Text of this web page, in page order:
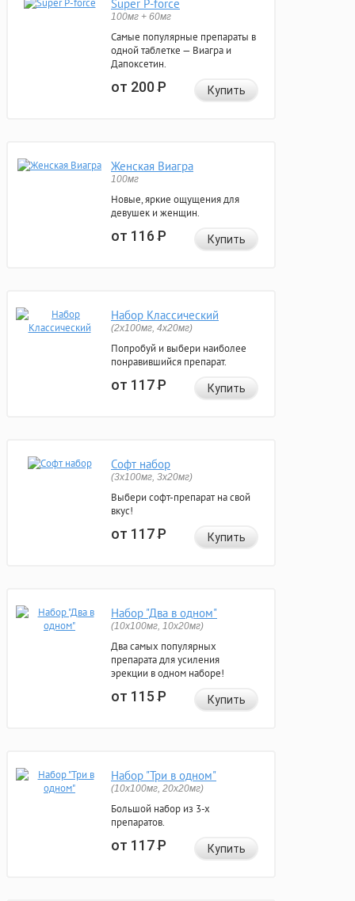
Super P-force
100мг + 60мг
Самые популярные препараты в
одной таблетке — Виагра и
Дапоксетин.
от 200Р Купить
Женская Виагра
100мг
Новые, яркие ощущения для
девушек и женщин.
от 116Р Купить
Набор Классический
(2x100мг, 4x20мг)
Попробуй и выбери наиболее
понравившийся препарат.
от 117Р Купить
Софт набор
(3x100мг, 3x20мг)
Выбери софт-препарат на свой
вкус!
от 117Р Купить
Набор "Два в одном"
(10x100мг, 10x20мг)
Два самых популярных
препарата для усиления
эрекции в одном наборе!
от 115Р Купить
Набор "Три в одном"
(10x100мг, 20x20мг)
Большой набор из 3-х
препаратов.
от 117Р Купить